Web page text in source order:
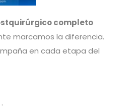
completo
marcamos la diferencia.
en cada etapa del